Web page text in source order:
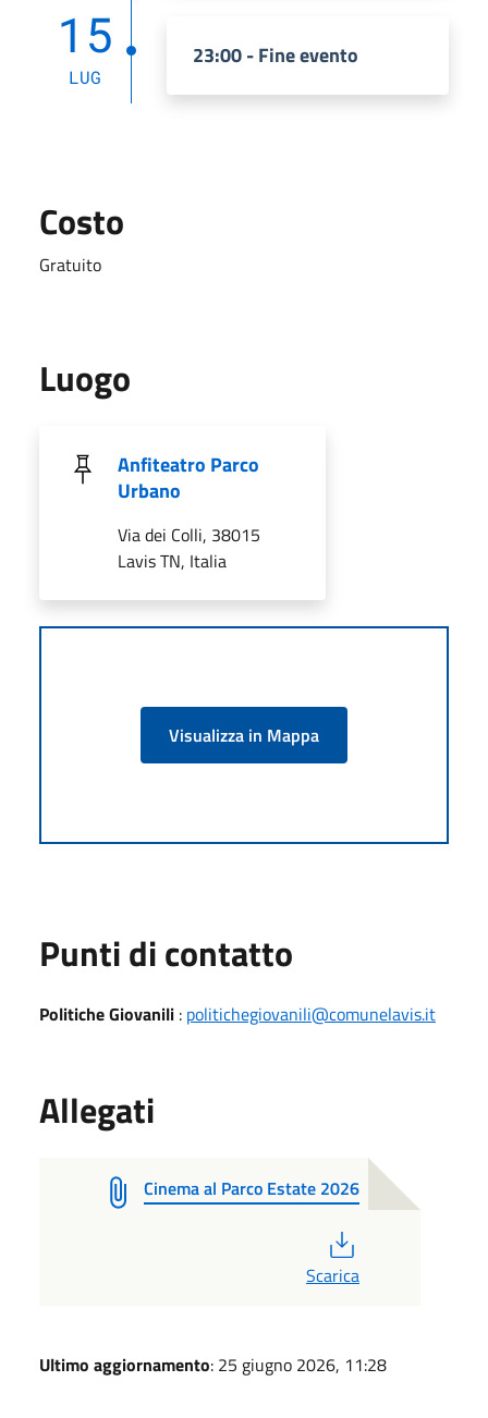
15
LUG
23:00 - Fine evento
Costo
Gratuito
Luogo
Anfiteatro Parco
Urbano
Via dei Colli, 38015
Lavis TN, Italia
Visualizza in Mappa
Punti di contatto
Politiche Giovanili : politichegiovanili@comunelavis.it
Allegati
Cinema al Parco Estate 2026
Scarica
Ultimo aggiornamento: 25 giugno 2026, 11:28